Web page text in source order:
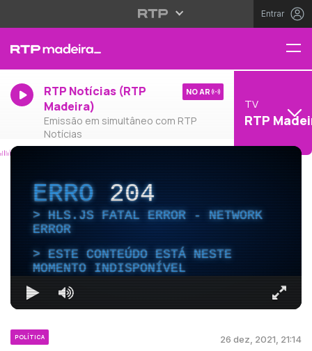
Entrar
RTP Notícias (RTP
Madeira)
Emissão em simultâneo com RTP
Notícias
NO AR
TV
RTP
ERRO204
HLS.JS FATAL ERROR - NETWORK
ERROR
ESTE CONTEÚDO ESTÁ NESTE
MOMENTO INDISPONÍVEL
POLÍTICA 26 dez, 2021, 21:14